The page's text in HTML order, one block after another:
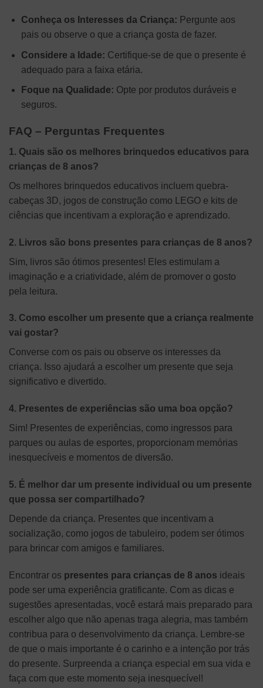
Conheça os Interesses da Criança: Pergunte aos
pais ou observe o que a criança gosta de fazer.
Considere a Idade: Certifique-se de que o presente é
adequado para a faixa etária.
Foque na Qualidade: Opte por produtos duráveis e
seguros.
FAQ – Perguntas Frequentes
1. Quais são os melhores brinquedos educativos para
crianças de 8 anos?
Os melhores brinquedos educativos incluem quebra-
cabeças 3D, jogos de construção como LEGO e kits de
ciências que incentivam a exploração e aprendizado.
2. Livros são bons presentes para crianças de 8 anos?
Sim, livros são ótimos presentes! Eles estimulam a
imaginação e a criatividade, além de promover o gosto
pela leitura.
3. Como escolher um presente que a criança realmente
vai gostar?
Converse com os pais ou observe os interesses da
criança. Isso ajudará a escolher um presente que seja
significativo e divertido.
4. Presentes de experiências são uma boa opção?
Sim! Presentes de experiências, como ingressos para
parques ou aulas de esportes, proporcionam memórias
inesquecíveis e momentos de diversão.
5. É melhor dar um presente individual ou um presente
que possa ser compartilhado?
Depende da criança. Presentes que incentivam a
socialização, como jogos de tabuleiro, podem ser ótimos
para brincar com amigos e familiares.
Encontrar os presentes para crianças de 8 anos ideais
pode ser uma experiência gratificante. Com as dicas e
sugestões apresentadas, você estará mais preparado para
escolher algo que não apenas traga alegria, mas também
contribua para o desenvolvimento da criança. Lembre-se
de que o mais importante é o carinho e a intenção por trás
do presente. Surpreenda a criança especial em sua vida e
faça com que este momento seja inesquecível!